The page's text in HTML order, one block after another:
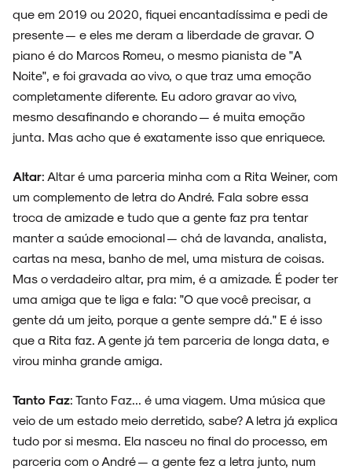
ENTREVISTAS
ESPECIAIS
FAIXA A FAIXA
NOIZE RECORD CLUB
SOBRE
que em 2019 ou 2020, fiquei encantadíssima e pedi de
presente — e eles me deram a liberdade de gravar. O
piano é do Marcos Romeu, o mesmo pianista de "A
Noite", e foi gravada ao vivo, o que traz uma emoção
completamente diferente. Eu adoro gravar ao vivo,
mesmo desafinando e chorando — é muita emoção
junta. Mas acho que é exatamente isso que enriquece.
Altar: Altar é uma parceria minha com a Rita Weiner, com
um complemento de letra do André. Fala sobre essa
troca de amizade e tudo que a gente faz pra tentar
manter a saúde emocional — chá de lavanda, analista,
cartas na mesa, banho de mel, uma mistura de coisas.
Mas o verdadeiro altar, pra mim, é a amizade. É poder ter
uma amiga que te liga e fala: "O que você precisar, a
gente dá um jeito, porque a gente sempre dá." E é isso
que a Rita faz. A gente já tem parceria de longa data, e
virou minha grande amiga.
Tanto Faz: Tanto Faz... é uma viagem. Uma música que
veio de um estado meio derretido, sabe? A letra já explica
tudo por si mesma. Ela nasceu no final do processo, em
parceria com o André — a gente fez a letra junto, num